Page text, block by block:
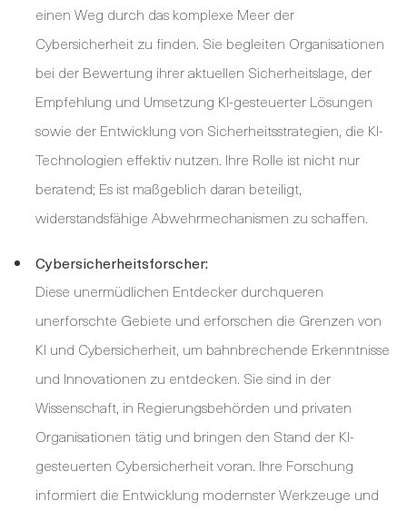
einen Weg durch das komplexe Meer der
Cybersicherheit zu finden. Sie begleiten Organisationen
bei der Bewertung ihrer aktuellen Sicherheitslage, der
Empfehlung und Umsetzung KI-gesteuerter Lösungen
sowie der Entwicklung von Sicherheitsstrategien, die KI-
Technologien effektiv nutzen. Ihre Rolle ist nicht nur
beratend; Es ist maßgeblich daran beteiligt,
widerstandsfähige Abwehrmechanismen zu schaffen.
Cybersicherheitsforscher:
Diese unermüdlichen Entdecker durchqueren
unerforschte Gebiete und erforschen die Grenzen von
KI und Cybersicherheit, um bahnbrechende Erkenntnisse
und Innovationen zu entdecken. Sie sind in der
Wissenschaft, in Regierungsbehörden und privaten
Organisationen tätig und bringen den Stand der KI-
gesteuerten Cybersicherheit voran. Ihre Forschung
informiert die Entwicklung modernster Werkzeuge und